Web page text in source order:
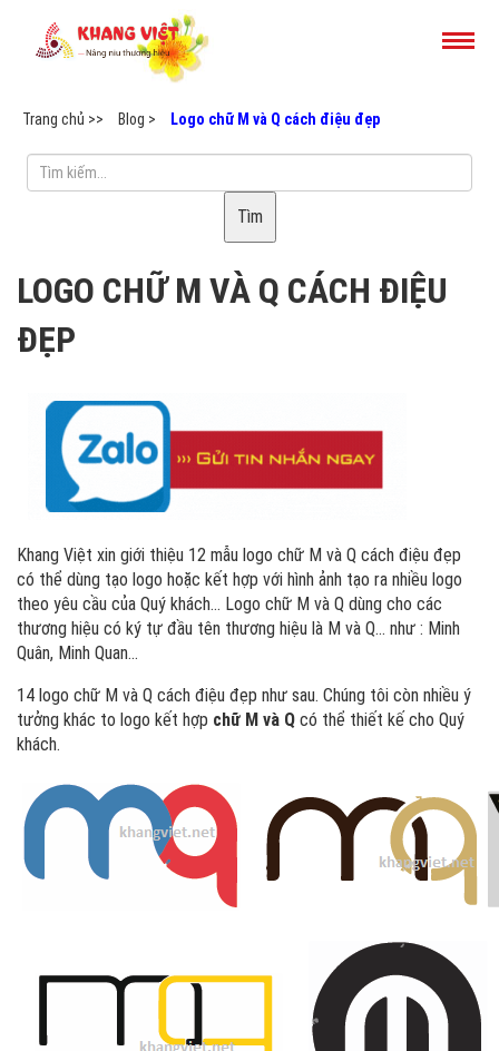
Trang chủ >> Blog > Logo chữ M và Q cách điệu đẹp
Tìm
LOGO CHỮ M VÀ Q CÁCH ĐIỆU
ĐẸP
Khang Việt xin giới thiệu 12 mẫu logo chữ M và Q cách điệu đẹp
có thể dùng tạo logo hoặc kết hợp với hình ảnh tạo ra nhiều logo
theo yêu cầu của Quý khách... Logo chữ M và Q dùng cho các
thương hiệu có ký tự đầu tên thương hiệu là M và Q... như : Minh
Quân, Minh Quan...
14 logo chữ M và Q cách điệu đẹp như sau. Chúng tôi còn nhiều ý
tưởng khác to logo kết hợp chữ M và Q có thể thiết kế cho Quý
khách.